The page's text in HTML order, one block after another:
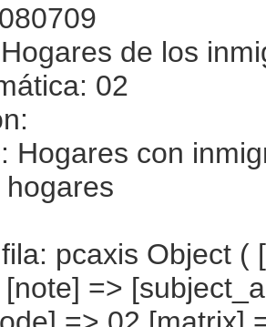
de los
02
Hogares con
(Principado de) [4] => Balears (IIles) [5] => Canarias [6] => Cantabria [7] => Castilla y León [8] => Castilla-La Mancha [9] => Catalunya [10] => Comunitat Valenciana [11] => Extremadura [12] => Galicia [13] => Madrid (Comunidad de) [14] => Murcia(Región de) [15] => Navarra(Comunidad Foral de) [16] => País Vasco [17] => Rioja (La) [18] => Ceuta [19] => Melilla ) [año de llegada del pionero] => Array ( [0] => Total [1] => 2005 y posteriores [2] => 2.002 a 2.004 [3] => 1.996 a 2.001 [4] => 1.991 a 1.995 [5] => 1.990 y anteriores [6] => No sabe ) ) [codes] => Array ( [comunidades autónomas] => "CA00","CA01","CA02","CA03","CA04","CA05", "CA06","CA07","CA08","CA09","CA10","CA11","CA12","CA13","CA14","CA15", "CA16","CA17","CA18","CA19" ) [map] => Array ( [comunidades autónomas] => "spain_regions_img_ind" ) [decimals] => 0 [showdecimals] => 0 [source] => Instituto Nacional de Estadística [contact] => INE Difusión. Internet: www.ine.es/infoine [copyright] => YES [infofile] => [data] => Array ( [0] => Array ( [0] => [1] => [2] => [3] =>